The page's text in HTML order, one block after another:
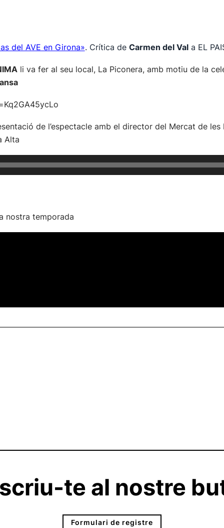
del AVE en Girona». Crítica de Carmen del Vala EL
li va fer al seu local, La Piconera, amb motiu de la
de l’espectacle amb el director del Mercat de les
Alta
nostra temporada
te al nostre
Formulari de registre